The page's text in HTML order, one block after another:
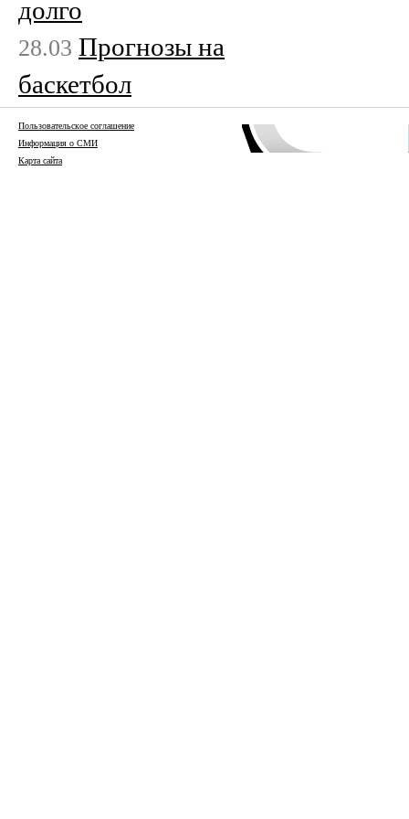
долго
28.03 Прогнозы на
баскетбол
Пользовательское соглашение
Информация о СМИ
Карта сайта